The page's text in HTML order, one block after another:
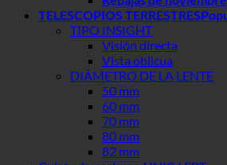
TELESCOPIOS TERRESTRES
TIPO INSIGHT
Visión directa
Vista oblicua
DIÁMETRO DE LA LENTE
50 mm
60 mm
70 mm
80 mm
82 mm